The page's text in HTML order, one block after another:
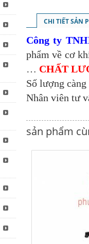
CHI TIẾT SẢN
Công ty
phẩm về cơ
… CHẤT
Số lượng càng
Nhân viên tư
sản phẩm